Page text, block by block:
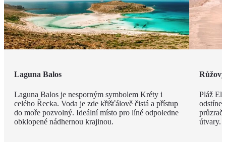
Laguna Balos
Laguna Balos je nesporným symbolem Kréty i
celého Řecka. Voda je zde křišťálově čistá a přístup
do moře pozvolný. Ideální místo pro líné odpoledne
obklopené nádhernou krajinou.
Pláž
útvary.